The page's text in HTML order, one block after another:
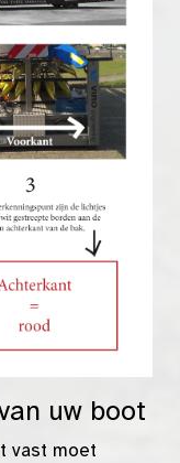
uw boot
vast moet